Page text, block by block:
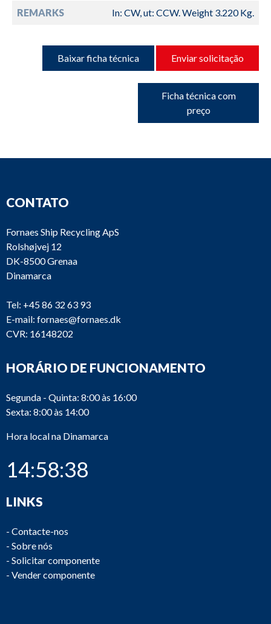
REMARKS In: CW, ut: CCW. Weight 3.220 Kg.
Baixar ficha técnica Enviar solicitação
Ficha técnica com
preço
CONTATO
Fornaes Ship Recycling ApS
Rolshøjvej 12
DK-8500 Grenaa
Dinamarca
Tel: +45 86 32 63 93
E-mail: fornaes@fornaes.dk
CVR: 16148202
HORÁRIO DE FUNCIONAMENTO
Segunda - Quinta: 8:00 às 16:00
Sexta: 8:00 às 14:00
Hora local na Dinamarca
14:58:38
LINKS
- Contacte-nos
- Sobre nós
- Solicitar componente
- Vender componente